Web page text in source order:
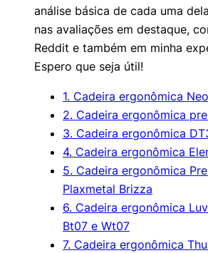
análise básica de cada uma
nas avaliações em destaque,
Reddit e também em minha
Espero que seja útil!
1. Cadeira ergonômica
2. Cadeira ergonômica
3. Cadeira ergonômica
4. Cadeira ergonômica
5. Cadeira ergonômica
Plaxmetal Brizza
6. Cadeira ergonômica
Bt07 e Wt07
7. Cadeira ergonômica